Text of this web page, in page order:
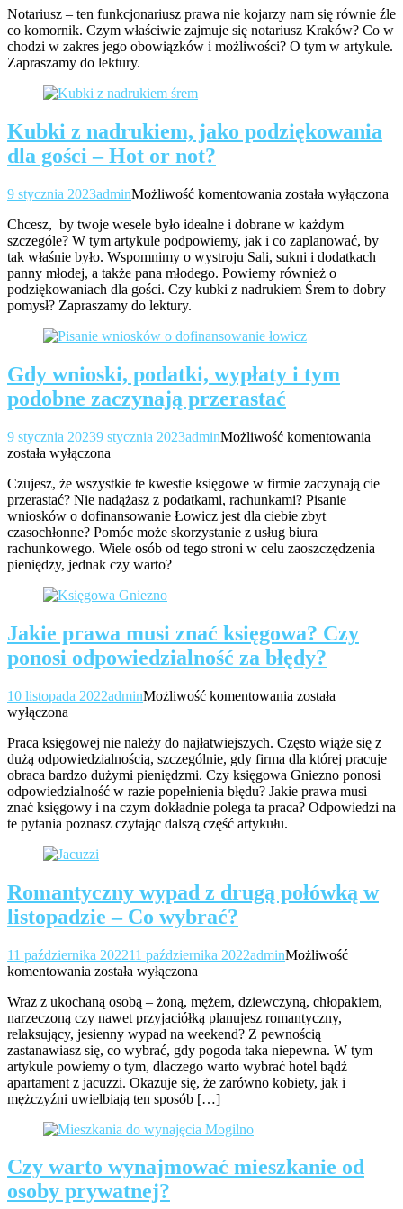
wiąże
się
praca
Notariusz – ten funkcjonariusz prawa nie kojarzy nam się równie źle
co komornik. Czym właściwie zajmuje się notariusz Kraków? Co w
chodzi w zakres jego obowiązków i możliwości? O tym w artykule.
Zapraszamy do lektury.
Kubki z nadrukiem, jako podziękowania
dla gości – Hot or not?
9 stycznia 2023adminMożliwość komentowania Kubki
nadrukiem,
jako
podziękowania
dla
gości
or
została wyłączona
Chcesz, by twoje wesele było idealne i dobrane w każdym
szczególe? W tym artykule podpowiemy, jak i co zaplanować, by
tak właśnie było. Wspomnimy o wystroju Sali, sukni i dodatkach
panny młodej, a także pana młodego. Powiemy również o
podziękowaniach dla gości. Czy kubki z nadrukiem Śrem to dobry
pomysł? Zapraszamy do lektury.
Gdy wnioski, podatki, wypłaty i tym
podobne zaczynają przerastać
9 stycznia 20239 stycznia 2023adminMożliwość komentowania
została wyłączona
Czujesz, że wszystkie te kwestie księgowe w firmie zaczynają cie
przerastać? Nie nadążasz z podatkami, rachunkami? Pisanie
wniosków o dofinansowanie Łowicz jest dla ciebie zbyt
czasochłonne? Pomóc może skorzystanie z usług biura
rachunkowego. Wiele osób od tego stroni w celu zaoszczędzenia
pieniędzy, jednak czy warto?
Jakie prawa musi znać księgowa? Czy
ponosi odpowiedzialność za błędy?
10 listopada 2022adminMożliwość komentowania Jakie
znać
księgowa?
Czy
ponosi
odpowiedzialność
została
wyłączona
Praca księgowej nie należy do najłatwiejszych. Często wiąże się z
dużą odpowiedzialnością, szczególnie, gdy firma dla której pracuje
obraca bardzo dużymi pieniędzmi. Czy księgowa Gniezno ponosi
odpowiedzialność w razie popełnienia błędu? Jakie prawa musi
znać księgowy i na czym dokładnie polega ta praca? Odpowiedzi na
te pytania poznasz czytając dalszą część artykułu.
Romantyczny wypad z drugą połówką w
listopadzie – Co wybrać?
11 października 202211 października 2022adminMożliwość
komentowania Romantyczny
z
drugą
połówką
w
listopadzie
–
Co
została wyłączona
Wraz z ukochaną osobą – żoną, mężem, dziewczyną, chłopakiem,
narzeczoną czy nawet przyjaciółką planujesz romantyczny,
relaksujący, jesienny wypad na weekend? Z pewnością
zastanawiasz się, co wybrać, gdy pogoda taka niepewna. W tym
artykule powiemy o tym, dlaczego warto wybrać hotel bądź
apartament z jacuzzi. Okazuje się, że zarówno kobiety, jak i
mężczyźni uwielbiają ten sposób […]
Czy warto wynajmować mieszkanie od
osoby prywatnej?